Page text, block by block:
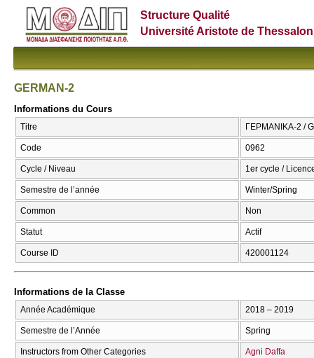
Structure Qualité
Université Aristote de
GERMAN-2
Informations du Cours
Titre ΓΕΡΜΑΝΙΚΑ-2 /
Code 0962
Cycle / Niveau 1er cycle /
Semestre de l’année Winter/Spring
Common Non
Statut Actif
Course ID 420001124
Informations de la Classe
Année Académique 2018 – 2019
Semestre de l’Année Spring
Instructors from Other Categories Agni Daffa